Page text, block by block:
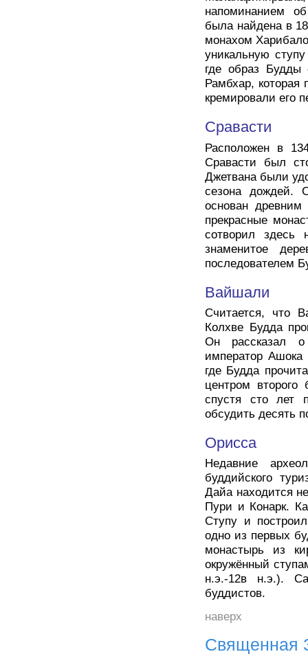
напоминанием
была найдена в
монахом
уникальную
где образ Будды
Рамбхар, которая
кремировали его
Сравасти
Расположен в
Сравасти был
Джетвана были
сезона дождей.
основан
прекрасные
сотворил здесь
знаменитое
последователем
Вайшали
Считается, что
Колхве Будда
Он рассказал
император Ашока
где Будда
центром второго
спустя сто лет
обсудить десять
Орисса
Недавние
буддийского
Дайа находится
Пури и Конарк.
Ступу и
одно из первых
монастырь из
окружённый
н.э.-12в н.э.).
буддистов.
наверх
Священная